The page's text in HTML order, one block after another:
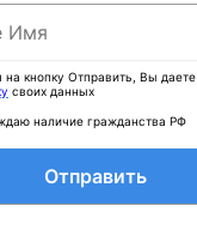
кнопку Отправить, Вы даете
своих данных
наличие гражданства РФ
Отправить